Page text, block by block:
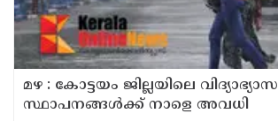
മഴ : കോട്ടയം ജില്ലയിലെ വിദ്യാഭ്യാസ
സ്ഥാപനങ്ങൾക്ക് നാളെ അവധി